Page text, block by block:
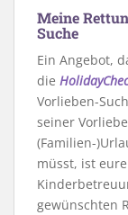
Meine
Suche
Ein Angebot,
die
Vorlieben-
seiner
(Familien-
müsst, ist
gewünschten